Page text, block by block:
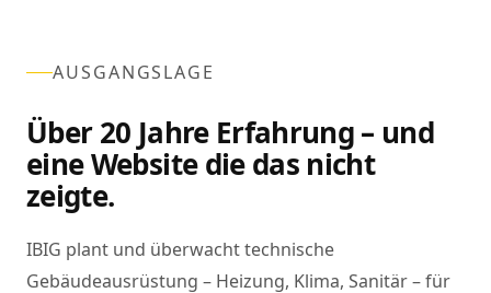
AUSGANGSLAGE
Über 20 Jahre Erfahrung – und
eine Website die das nicht
zeigte.
IBIG plant und überwacht technische
Gebäudeausrüstung – Heizung, Klima, Sanitär – für